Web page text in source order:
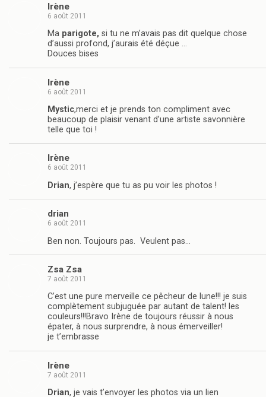
Irène
6 août 2011
Ma parigote, si tu ne m’avais pas dit quelque chose
d’aussi profond, j’aurais été déçue …
Douces bises
Irène
6 août 2011
Mystic,merci et je prends ton compliment avec
beaucoup de plaisir venant d’une artiste savonnière
telle que toi !
Irène
6 août 2011
Drian, j’espère que tu as pu voir les photos !
drian
6 août 2011
Ben non. Toujours pas. Veulent pas…
Zsa Zsa
7 août 2011
C’est une pure merveille ce pêcheur de lune!!! je suis
complètement subjuguée par autant de talent! les
couleurs!!!Bravo Irène de toujours réussir à nous
épater, à nous surprendre, à nous émerveiller!
je t’embrasse
Irène
7 août 2011
Drian, je vais t’envoyer les photos via un lien